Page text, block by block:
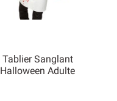
Tablier Sanglant
Halloween Adulte